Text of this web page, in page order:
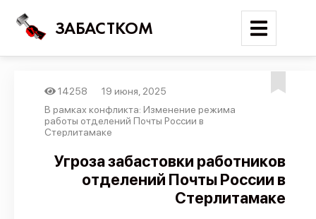
ЗАБАСТКОМ
Войти
Новости
Карта событий
14258
19 июня, 2025
В рамках конфликта: Изменение режима
работы отделений Почты России в
Стерлитамаке
Угроза забастовки работников
отделений Почты России в
Стерлитамаке